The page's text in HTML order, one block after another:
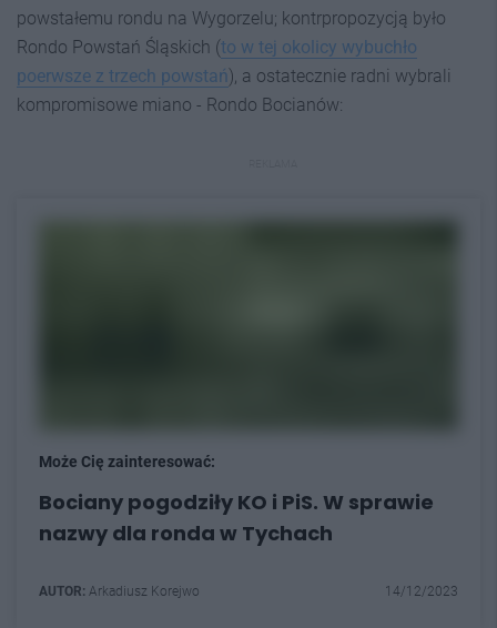
powstałemu rondu na Wygorzelu; kontrpropozycją było
Rondo Powstań Śląskich (to w tej okolicy wybuchło
poerwsze z trzech powstań), a ostatecznie radni wybrali
kompromisowe miano - Rondo Bocianów:
Może Cię zainteresować:
Bociany pogodziły KO i PiS. W sprawie
nazwy dla ronda w Tychach
AUTOR: Arkadiusz Korejwo 14/12/2023